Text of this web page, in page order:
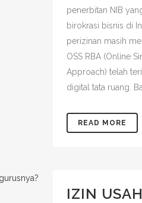
penerbitan NIB
birokrasi bisnis di
perizinan masih
OSS RBA (Online
Approach) telah
digital tata ruang.
READ MORE
IZIN